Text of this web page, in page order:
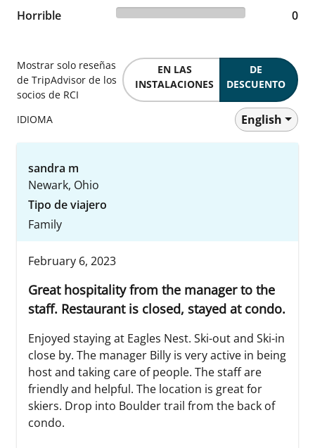
Horrible
0 reviews 0
Mostrar solo reseñas
de TripAdvisor de los
socios de RCI
EN LAS
INSTALACIONES
DE
DESCUENTO
IDIOMA English
sandra m
Newark, Ohio
Tipo de viajero
Family
February 6, 2023
Great hospitality from the manager to the
staff. Restaurant is closed, stayed at condo.
Enjoyed staying at Eagles Nest. Ski-out and Ski-in
close by. The manager Billy is very active in being
host and taking care of people. The staff are
friendly and helpful. The location is great for
skiers. Drop into Boulder trail from the back of
condo.